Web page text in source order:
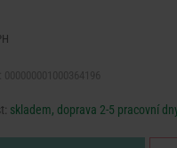
skladem, doprava 2-5 pracovní